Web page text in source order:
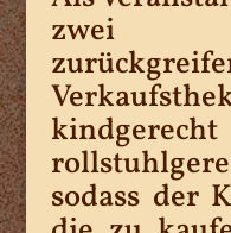
zwei
sodass der